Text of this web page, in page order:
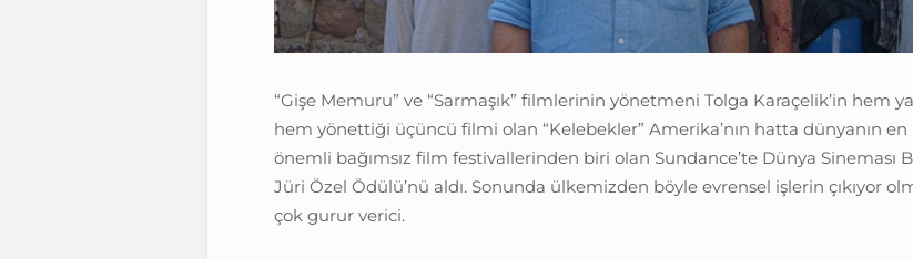
“Gişe Memuru” ve “Sarmaşık” filmlerinin yönetmeni Tolga Karaçelik’in hem
hem yönettiği üçüncü filmi olan “Kelebekler” Amerika’nın hatta dünyanın en
önemli bağımsız film festivallerinden biri olan Sundance’te Dünya Sineması
Jüri Özel Ödülü’nü aldı. Sonunda ülkemizden böyle evrensel işlerin çıkıyor
çok gurur verici.